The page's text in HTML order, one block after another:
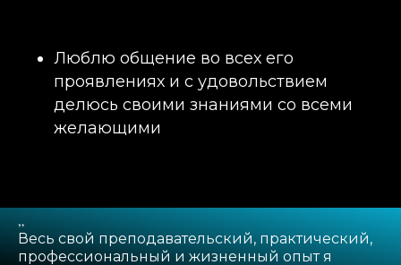
Люблю общение во всех его
проявлениях и с удовольствием
делюсь своими знаниями со всеми
желающими
„
Весь свой преподавательский, практический,
профессиональный и жизненный опыт я